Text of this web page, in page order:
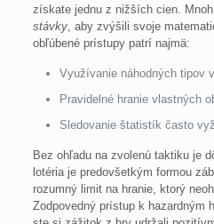
získate jednu z nižších cien.
stávky, aby zvýšili svoje
obľúbené prístupy patrí najmä:
Využívanie náhodných tipov
Pravidelné hranie vlastných
Sledovanie štatistík často
Bez ohľadu na zvolenú taktiku je
lotéria je predovšetkým formou
rozumný limit na hranie, ktorý
Zodpovedný prístup k hazardným